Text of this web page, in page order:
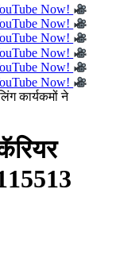
Now!
Now!
Now!
Now!
Now!
Now!
कार्यकमों ने